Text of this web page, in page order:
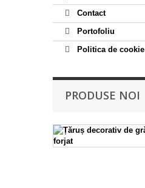
Contact
Portofoliu
Politica de cookie
PRODUSE NOI